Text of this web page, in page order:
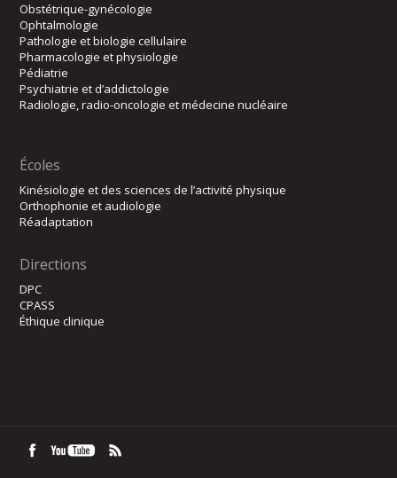
Obstétrique-gynécologie
Ophtalmologie
Pathologie et biologie cellulaire
Pharmacologie et physiologie
Pédiatrie
Psychiatrie et d’addictologie
Radiologie, radio-oncologie et médecine nucléaire
Écoles
Kinésiologie et des sciences de l’activité physique
Orthophonie et audiologie
Réadaptation
Directions
DPC
CPASS
Éthique clinique